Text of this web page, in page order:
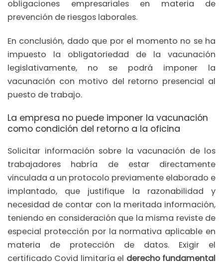
obligaciones empresariales en materia de
prevención de riesgos laborales.
En conclusión, dado que por el momento no se ha
impuesto la obligatoriedad de la vacunación
legislativamente, no se podrá imponer la
vacunación con motivo del retorno presencial al
puesto de trabajo.
La empresa no puede imponer la vacunación
como condición del retorno a la oficina
Solicitar información sobre la vacunación de los
trabajadores habría de estar directamente
vinculada a un protocolo previamente elaborado e
implantado, que justifique la razonabilidad y
necesidad de contar con la meritada información,
teniendo en consideración que la misma reviste de
especial protección por la normativa aplicable en
materia de protección de datos. Exigir el
certificado Covid limitaría el derecho fundamental